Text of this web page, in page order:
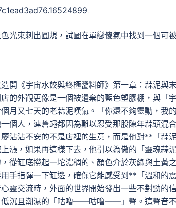
光束刺出圓規，試圖在單戀傻氣中找到一個可
開《宇宙水餃與終極醬料師》第一章：蒜泥與
的外觀更像是一個被遺棄的藍色塑膠棚，與「
月又七天的老蒜泥嘆氣。「你還不夠靈動，我
個人，連蒼蠅都因為難以忍受那股陳年蒜頭混
沾沾不安的不是店裡的生意，而是他對**「蒜
漲，如果再這樣下去，他引以為傲的「靈魂蒜
從缸底撈起一坨濃稠的、顏色介於灰綠與土黃
手指彈一下缸邊，確保它能感受到**「溫和的
靈交流時，外面的世界開始發出一些不對勁的
低沉且潮濕的「咕嚕——咕嚕——」聲。這聲音不